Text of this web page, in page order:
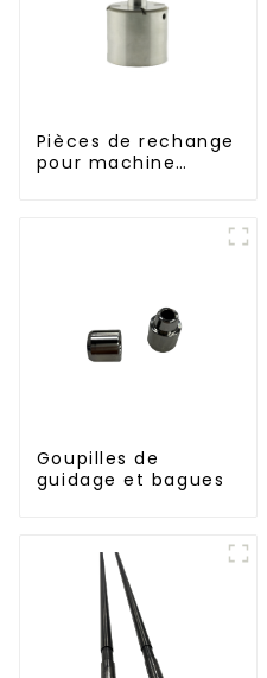
Pièces de rechange
pour machine
Goupilles de
guidage et bagues